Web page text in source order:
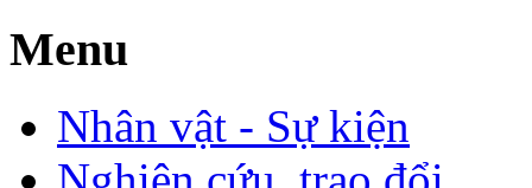
Menu
Nhân vật - Sự kiện